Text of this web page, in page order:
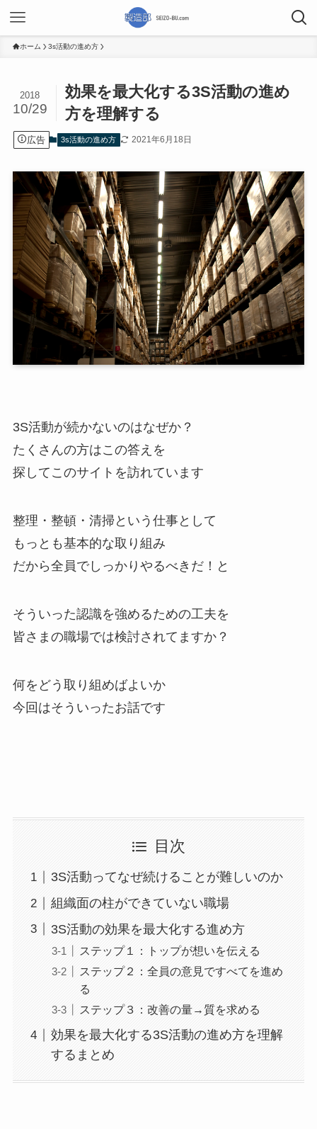
ホーム 3s活動の進め方
効果を最大化する3S活動の進め
方を理解する
2018
10/29
広告 3s活動の進め方 2021年6月18日
3S活動が続かないのはなぜか？
たくさんの方はこの答えを
探してこのサイトを訪れています
整理・整頓・清掃という仕事として
もっとも基本的な取り組み
だから全員でしっかりやるべきだ！と
そういった認識を強めるための工夫を
皆さまの職場では検討されてますか？
何をどう取り組めばよいか
今回はそういったお話です
目次
3S活動ってなぜ続けることが難しいのか
組織面の柱ができていない職場
3S活動の効果を最大化する進め方
ステップ１：トップが想いを伝える
ステップ２：全員の意見ですべてを進め
る
ステップ３：改善の量→質を求める
効果を最大化する3S活動の進め方を理解
するまとめ